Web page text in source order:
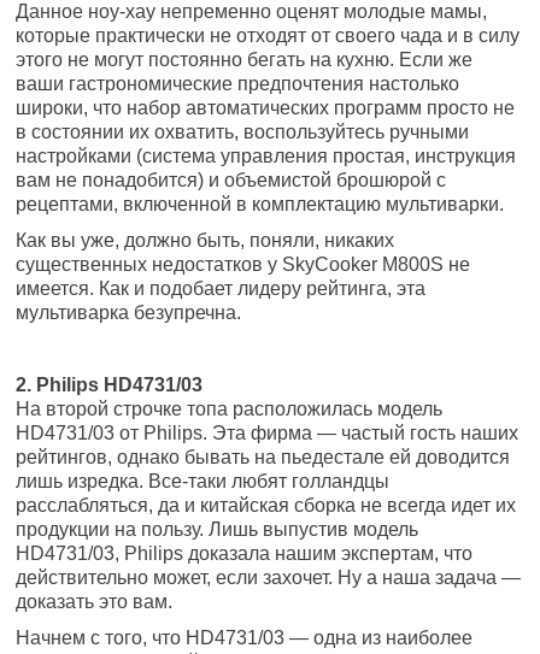
Данное ноу-хау непременно оценят молодые мамы,
которые практически не отходят от своего чада и в силу
этого не могут постоянно бегать на кухню. Если же
ваши гастрономические предпочтения настолько
широки, что набор автоматических программ просто не
в состоянии их охватить, воспользуйтесь ручными
настройками (система управления простая, инструкция
вам не понадобится) и объемистой брошюрой с
рецептами, включенной в комплектацию мультиварки.
Как вы уже, должно быть, поняли, никаких
существенных недостатков у SkyCooker M800S не
имеется. Как и подобает лидеру рейтинга, эта
мультиварка безупречна.
2. Philips HD4731/03
На второй строчке топа расположилась модель
HD4731/03 от Philips. Эта фирма — частый гость наших
рейтингов, однако бывать на пьедестале ей доводится
лишь изредка. Все-таки любят голландцы
расслабляться, да и китайская сборка не всегда идет их
продукции на пользу. Лишь выпустив модель
HD4731/03, Philips доказала нашим экспертам, что
действительно может, если захочет. Ну а наша задача —
доказать это вам.
Начнем с того, что HD4731/03 — одна из наиболее